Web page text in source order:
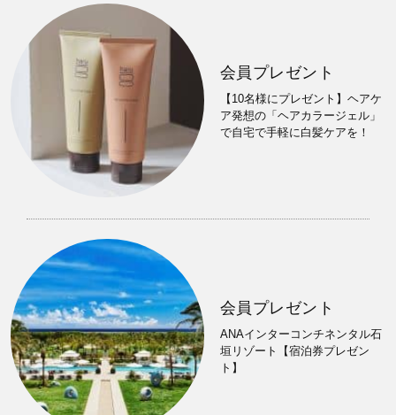
会員プレゼント
【10名様にプレゼント】ヘアケ
ア発想の「ヘアカラージェル」
で自宅で手軽に白髪ケアを！
会員プレゼント
ANAインターコンチネンタル石
垣リゾート【宿泊券プレゼン
ト】